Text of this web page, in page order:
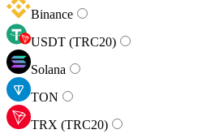
Binance
USDT (TRC20)
Solana
TON
TRX (TRC20)